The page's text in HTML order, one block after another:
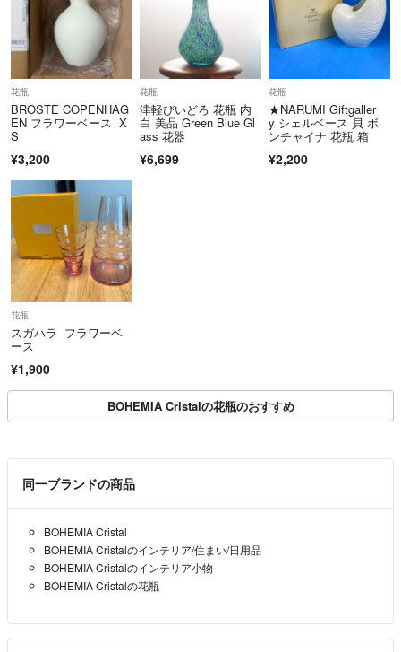
花瓶
BROSTE COPENHAG
EN フラワーベース X
S
¥3,200
花瓶
津軽びいどろ 花瓶 内
白 美品 Green Blue Gl
ass 花器
¥6,699
花瓶
★NARUMI Giftgaller
y シェルベース 貝 ボ
ンチャイナ 花瓶 箱
¥2,200
花瓶
スガハラ フラワーベ
ース
¥1,900
BOHEMIA Cristalの花瓶のおすすめ
同一ブランドの商品
BOHEMIA Cristal
BOHEMIA Cristalのインテリア/住まい/日用品
BOHEMIA Cristalのインテリア小物
BOHEMIA Cristalの花瓶